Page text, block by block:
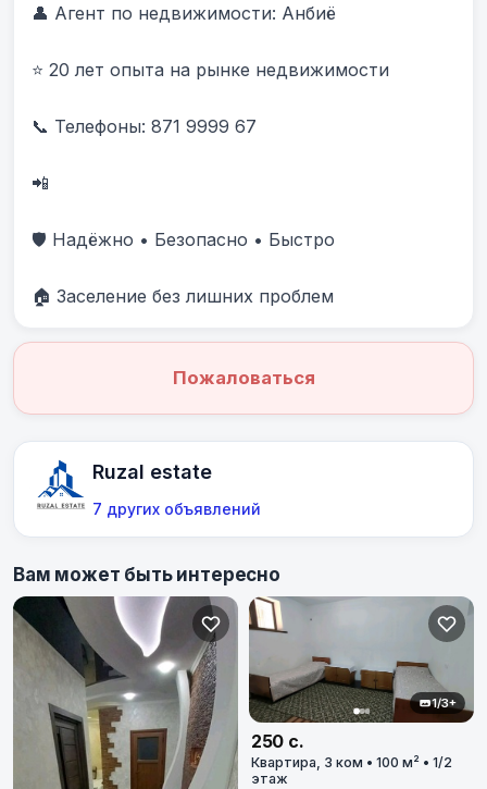
👤 Агент по недвижимости: Анбиë
⭐ 20 лет опыта на рынке недвижимости
📞 Телефоны: 871 9999 67
📲
🛡️ Надёжно • Безопасно • Быстро
🏠 Заселение без лишних проблем
Пожаловаться
Ruzal estate
7 других объявлений
Вам может быть интересно
1/3+
250 с.
Квартира, 3 ком • 100 м² • 1/2
этаж